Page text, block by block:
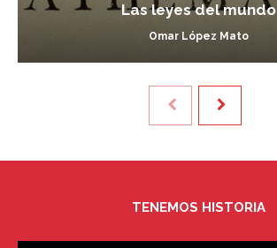
Las leyes del mundo
Omar López Mato
TENEMOS HISTORIA